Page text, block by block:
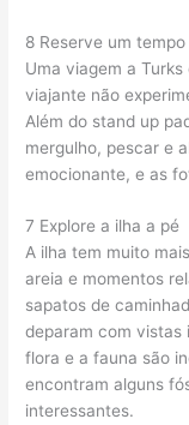
8 Reserve um
Uma viagem a
viajante não
Além do stand up
mergulho, pescar e
emocionante, e as
7 Explore a ilha a pé
A ilha tem muito
areia e momentos
sapatos de
deparam com vistas
flora e a fauna são
encontram alguns
interessantes.